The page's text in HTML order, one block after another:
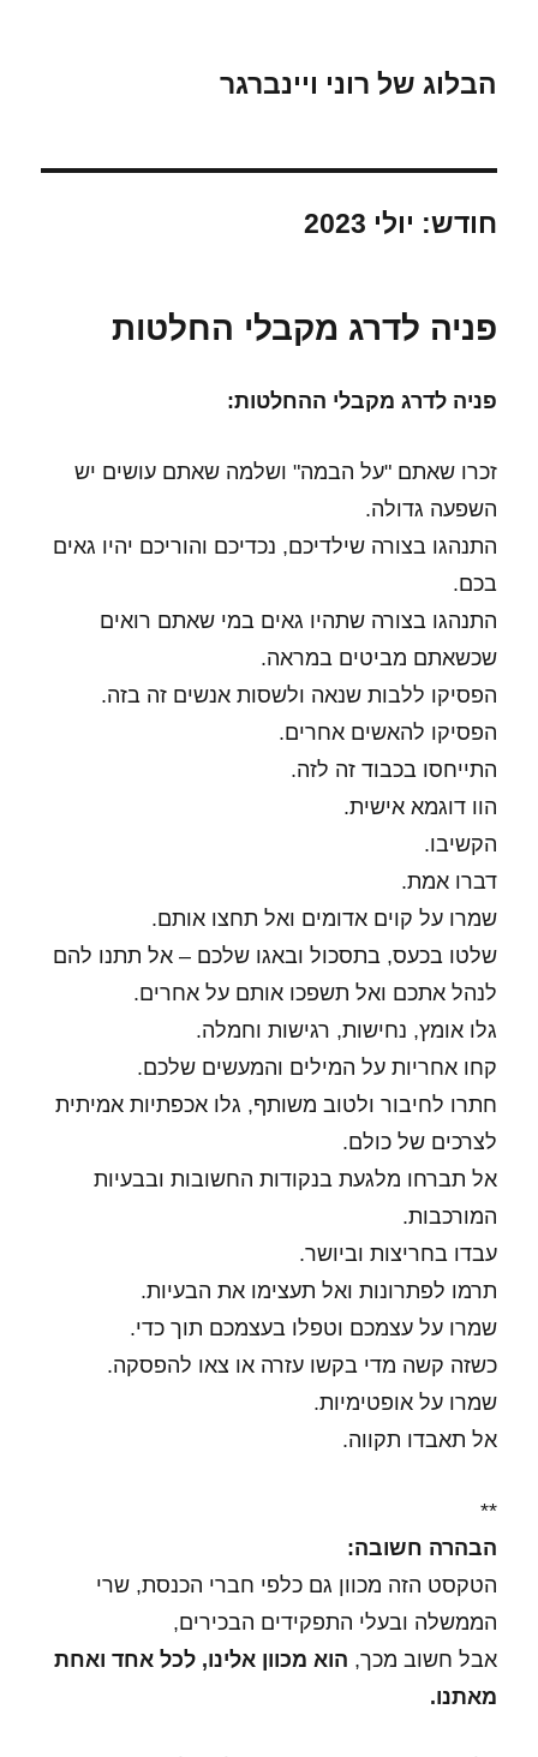
הבלוג של רוני ויינברגר
חודש: יולי 2023
פניה לדרג מקבלי החלטות
פניה לדרג מקבלי ההחלטות:
זכרו שאתם "על הבמה" ושלמה שאתם עושים יש
השפעה גדולה.
התנהגו בצורה שילדיכם, נכדיכם והוריכם יהיו גאים
בכם.
התנהגו בצורה שתהיו גאים במי שאתם רואים
שכשאתם מביטים במראה.
הפסיקו ללבות שנאה ולשסות אנשים זה בזה.
הפסיקו להאשים אחרים.
התייחסו בכבוד זה לזה.
הוו דוגמא אישית.
הקשיבו.
דברו אמת.
שמרו על קוים אדומים ואל תחצו אותם.
שלטו בכעס, בתסכול ובאגו שלכם – אל תתנו להם
לנהל אתכם ואל תשפכו אותם על אחרים.
גלו אומץ, נחישות, רגישות וחמלה.
קחו אחריות על המילים והמעשים שלכם.
חתרו לחיבור ולטוב משותף, גלו אכפתיות אמיתית
לצרכים של כולם.
אל תברחו מלגעת בנקודות החשובות ובבעיות
המורכבות.
עבדו בחריצות וביושר.
תרמו לפתרונות ואל תעצימו את הבעיות.
שמרו על עצמכם וטפלו בעצמכם תוך כדי.
כשזה קשה מדי בקשו עזרה או צאו להפסקה.
שמרו על אופטימיות.
אל תאבדו תקווה.
**
הבהרה חשובה:
הטקסט הזה מכוון גם כלפי חברי הכנסת, שרי
הממשלה ובעלי התפקידים הבכירים,
אבל חשוב מכך, הוא מכוון אלינו, לכל אחד ואחת
מאתנו.